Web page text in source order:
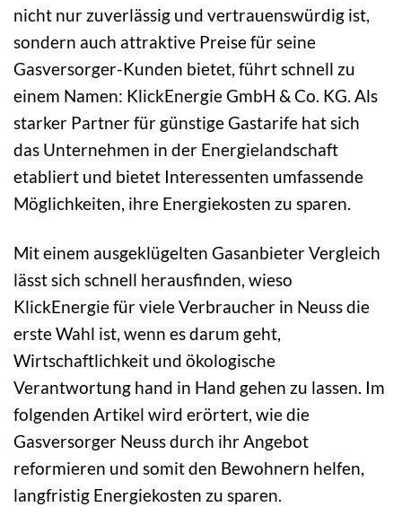
nicht nur zuverlässig und vertrauenswürdig ist,
sondern auch attraktive Preise für seine
Gasversorger-Kunden bietet, führt schnell zu
einem Namen: KlickEnergie GmbH & Co. KG. Als
starker Partner für günstige Gastarife hat sich
das Unternehmen in der Energielandschaft
etabliert und bietet Interessenten umfassende
Möglichkeiten, ihre Energiekosten zu sparen.
Mit einem ausgeklügelten Gasanbieter Vergleich
lässt sich schnell herausfinden, wieso
KlickEnergie für viele Verbraucher in Neuss die
erste Wahl ist, wenn es darum geht,
Wirtschaftlichkeit und ökologische
Verantwortung hand in Hand gehen zu lassen. Im
folgenden Artikel wird erörtert, wie die
Gasversorger Neuss durch ihr Angebot
reformieren und somit den Bewohnern helfen,
langfristig Energiekosten zu sparen.